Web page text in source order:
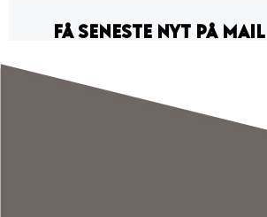
FÅ SENESTE NYT PÅ MAIL